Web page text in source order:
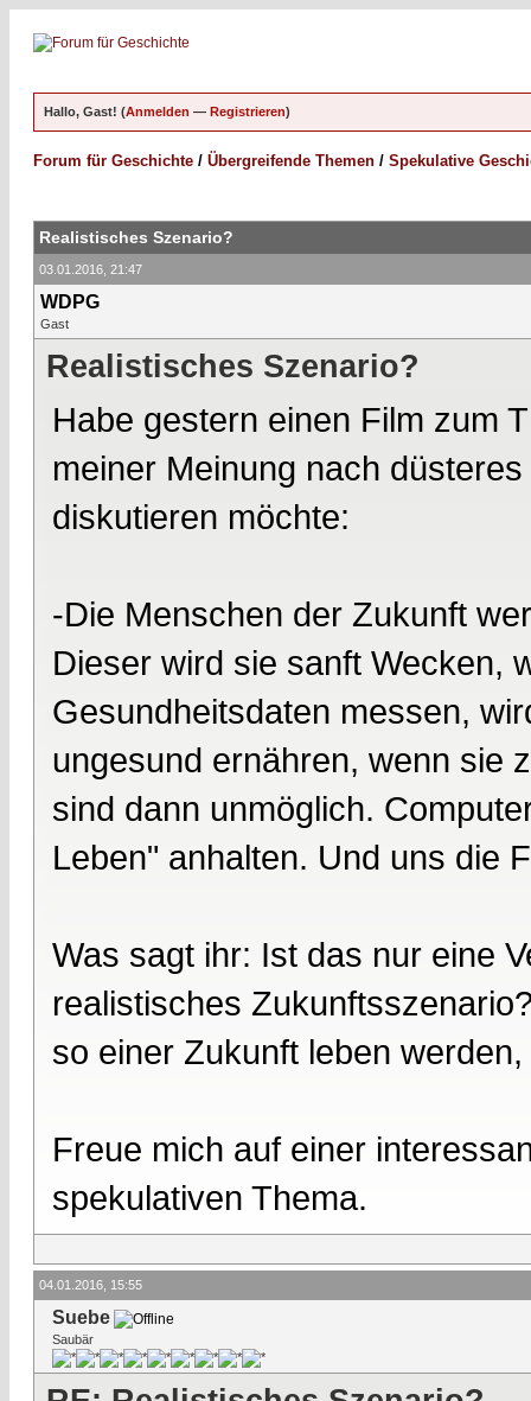
Hallo, Gast! (Anmelden — Registrieren)
Forum für Geschichte / Übergreifende Themen / Spekulative
Realistisches Szenario?
03.01.2016, 21:47
WDPG
Gast
Realistisches Szenario?
Habe gestern einen Film zum
meiner Meinung nach
diskutieren möchte:
-Die Menschen der Zukunft
Dieser wird sie sanft Wecken,
Gesundheitsdaten messen,
ungesund ernähren, wenn sie
sind dann unmöglich.
Leben" anhalten. Und uns die
Was sagt ihr: Ist das nur eine
realistisches
so einer Zukunft leben
Freue mich auf einer
spekulativen Thema.
04.01.2016, 15:55
Suebe
Saubär